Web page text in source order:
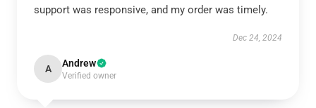
support was responsive, and my order was timely.
Dec 24, 2024
A Andrew
Verified owner